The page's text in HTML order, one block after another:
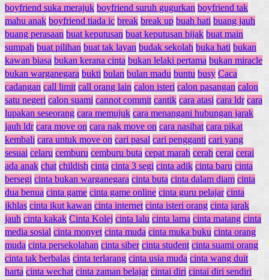
boyfriend suka merajuk boyfriend suruh gugurkan boyfriend tak
mahu anak boyfriend tiada ic break break up buah hati buang jauh
buang perasaan buat keputusan buat keputusan bijak buat main
sumpah buat pilihan buat tak layan budak sekolah buka hati bukan
kawan biasa bukan kerana cinta bukan lelaki pertama bukan miracle
bukan warganegara bukti bulan bulan madu buntu busy Caca
cadangan call limit call orang lain calon isteri calon pasangan calon
satu negeri calon suami cannot commit cantik cara atasi cara ldr cara
lupakan seseorang cara memujuk cara menangani hubungan jarak
jauh ldr cara move on cara nak move on cara nasihat cara pikat
kembali cara untuk move on cari pasal cari pengganti cari yang
sesuai celaru cemburu cemburu buta cepat marah cerah cerai cerai
ada anak chat childish cinta cinta 3 segi cinta adik cinta baru cinta
bersegi cinta bukan warganegara cinta buta cinta dalam diam cinta
dua benua cinta game cinta game online cinta guru pelajar cinta
ikhlas cinta ikut kawan cinta internet cinta isteri orang cinta jarak
jauh cinta kakak Cinta Kolej cinta lalu cinta lama cinta matang cinta
media sosial cinta monyet cinta muda cinta muka buku cinta orang
muda cinta persekolahan cinta siber cinta student cinta suami orang
cinta tak berbalas cinta terlarang cinta usia muda cinta wang duit
harta cinta wechat cinta zaman belajar cintai diri cintai diri sendiri